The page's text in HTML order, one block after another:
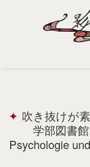
Portfolio
Support
吹き抜けが
学部図書
Psychologie